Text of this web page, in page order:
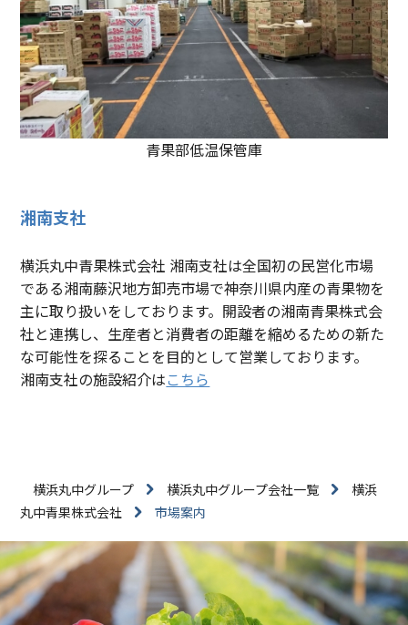
青果部低温保管庫
湘南支社
横浜丸中青果株式会社 湘南支社は全国初の民営化市場
である湘南藤沢地方卸売市場で神奈川県内産の青果物を
主に取り扱いをしております。開設者の湘南青果株式会
社と連携し、生産者と消費者の距離を縮めるための新た
な可能性を探ることを目的として営業しております。
湘南支社の施設紹介はこちら
横浜丸中グループ 横浜丸中グループ会社一覧
横浜
丸中青果株式会社
市場案内